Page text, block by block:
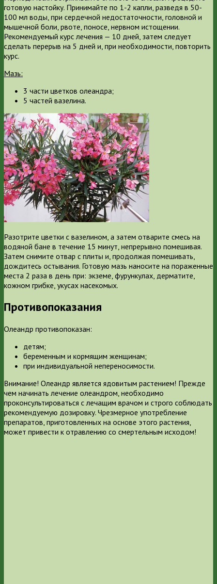
готовую настойку. Принимайте по 1-2 капли, разведя в 50-
100 мл воды, при сердечной недостаточности, головной и
мышечной боли, рвоте, поносе, нервном истощении.
Рекомендуемый курс лечения — 10 дней, затем следует
сделать перерыв на 5 дней и, при необходимости, повторить
курс.
Мазь:
3 части цветков олеандра;
5 частей вазелина.
Разотрите цветки с вазелином, а затем отварите смесь на
водяной бане в течение 15 минут, непрерывно помешивая.
Затем снимите отвар с плиты и, продолжая помешивать,
дождитесь остывания. Готовую мазь наносите на пораженные
места 2 раза в день при: экземе, фурункулах, дерматите,
кожном грибке, укусах насекомых.
Противопоказания
Олеандр противопоказан:
детям;
беременным и кормящим женщинам;
при индивидуальной непереносимости.
Внимание! Олеандр является ядовитым растением! Прежде
чем начинать лечение олеандром, необходимо
проконсультироваться с лечащим врачом и строго соблюдать
рекомендуемую дозировку. Чрезмерное употребление
препаратов, приготовленных на основе этого растения,
может привести к отравлению со смертельным исходом!